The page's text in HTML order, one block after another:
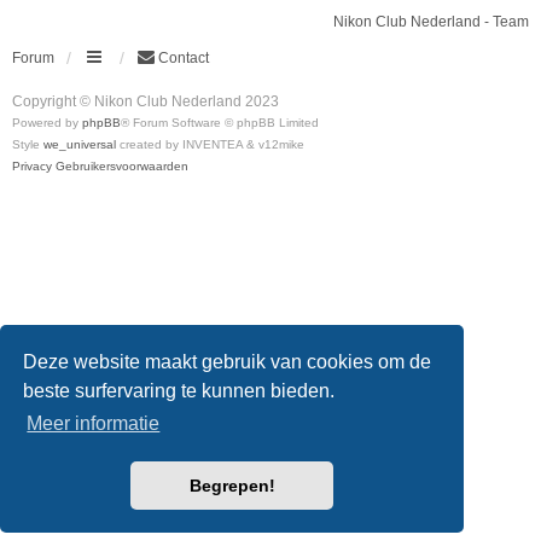
Deze website maakt gebruik van cookies om de
beste surfervaring te kunnen bieden.
Meer informatie
Begrepen!
Nikon Club Nederland - Team
Forum Contact
Copyright © Nikon Club Nederland 2023
Powered by phpBB® Forum Software © phpBB Limited
Style we_universal created by INVENTEA & v12mike
Privacy Gebruikersvoorwaarden